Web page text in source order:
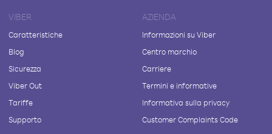
VIBER
Caratteristiche
Blog
Sicurezza
Viber Out
Tariffe
Supporto
AZIENDA
Informazioni su Viber
Centro marchio
Carriere
Termini e informative
Informativa sulla privacy
Customer Complaints Code